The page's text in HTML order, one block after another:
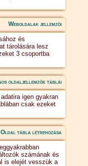
Weboldalak jellemzői
és
tárolására lesz
3 csoportba
oldaljellemzők táblái
igen gyakran
csak ezeket
Oldal tábla létrehozása
számának és
is elejét vesszük a